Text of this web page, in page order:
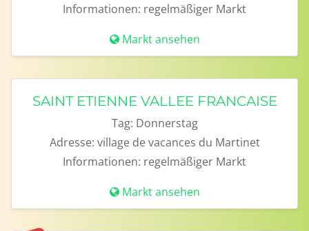
Informationen: regelmäßiger Markt
Markt ansehen
SAINT ETIENNE VALLEE FRANCAISE
Tag: Donnerstag
Adresse: village de vacances du Martinet
Informationen: regelmäßiger Markt
Markt ansehen